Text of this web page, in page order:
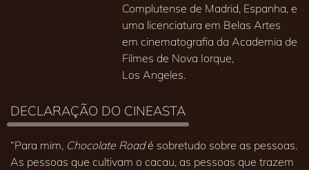
Complutense de Madrid, Espanha, e
uma licenciatura em Belas Artes
em cinematografia da Academia de
Filmes de Nova Iorque,
Los Angeles.
DECLARAÇÃO DO CINEASTA
“Para mim, Chocolate Roadé sobretudo sobre as pessoas.
As pessoas que cultivam o cacau, as pessoas que trazem